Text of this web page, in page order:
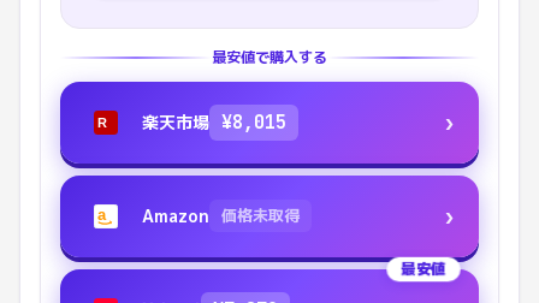
最安値で購入する
R 楽天市場 ¥8,015 ›
a Amazon 価格未取得 ›
最安値